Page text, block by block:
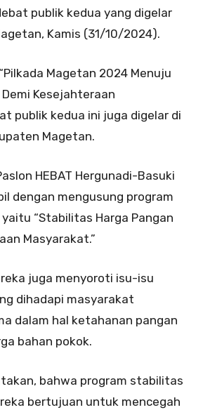
publik kedua yang digelar
Kamis (31/10/2024).
Magetan 2024 Menuju
Demi Kesejahteraan
publik kedua ini juga digelar di
Magetan.
HEBAT Hergunadi-Basuki
dengan mengusung program
“Stabilitas Harga Pangan
Masyarakat.”
juga menyoroti isu-isu
dihadapi masyarakat
dalam hal ketahanan pangan
bahan pokok.
bahwa program stabilitas
bertujuan untuk mencegah